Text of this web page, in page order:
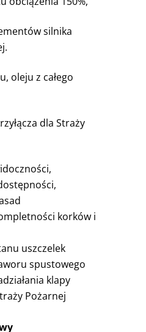
silnika
oleju z całego
dla Straży
korków i
uszczelek
spustowego
klapy
Pożarnej